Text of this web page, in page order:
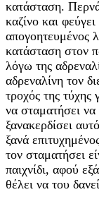
κατάσταση.
καζίνο και
απογοητευμένος
κατάσταση στον
λόγω της
αδρεναλίνη τον
τροχός της τύχης
να σταματήσει να
ξανακερδίσει
ξανά
τον σταματήσει
παιχνίδι, αφού
θέλει να του